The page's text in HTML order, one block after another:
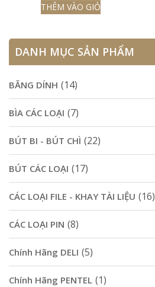
THÊM VÀO GIỎ
DANH MỤC SẢN PHẨM
BĂNG DÍNH (14)
BÌA CÁC LOẠI (7)
BÚT BI - BÚT CHÌ (22)
BÚT CÁC LOẠI (17)
CÁC LOẠI FILE - KHAY TÀI LIỆU (16)
CÁC LOẠI PIN (8)
Chính Hãng DELI (5)
Chính Hãng PENTEL (1)